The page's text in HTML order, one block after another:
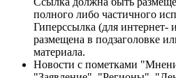
полного либо частичного
Гиперссылка (для интернет-
размещена в подзаголовке
материала.
Новости с пометками